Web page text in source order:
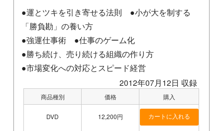
●運とツキを引き寄せる法則 ●小が大を制する
「勝負勘」の養い方
●強運仕事術 ●仕事のゲーム化
●勝ち続け、売り続ける組織の作り方
●市場変化への対応とスピード経営
2012年07月12日 収録
商品種別 価格 購入
DVD 12,200円